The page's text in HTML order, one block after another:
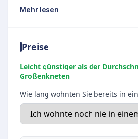
geborgenes Zuhause. Mit
Einrichtung nach den
der Bewohner.
Herzliche Pflege und Betreuung
Im Mittelpunkt des
respektvoller und liebevoller
kompetente Pflegeteam sorgt
Mehr lesen
Preise
Leicht günstiger als der
Großenkneten
Wie lang wohnten Sie bereits in